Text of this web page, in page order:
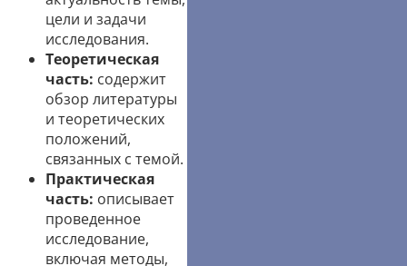
цели и задачи
исследования.
Теоретическая
часть: содержит
обзор литературы
и теоретических
положений,
связанных с темой.
Практическая
часть: описывает
проведенное
исследование,
включая методы,